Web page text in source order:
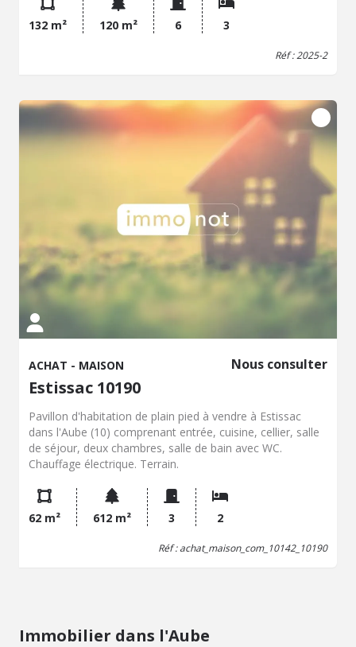
garage en dur desservi en électricité, petit jardinet de
chaque côté entièrement clôturé.
132 m² 120 m² 6 3
Réf : 2025-2
Nous consulter
ACHAT - MAISON
Estissac 10190
Pavillon d'habitation de plain pied à vendre à Estissac
dans l'Aube (10) comprenant entrée, cuisine, cellier, salle
de séjour, deux chambres, salle de bain avec WC.
Chauffage électrique. Terrain.
62 m² 612 m² 3 2
Réf : achat_maison_com_10142_10190
Immobilier dans l'Aube